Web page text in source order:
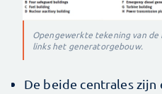
Opengewerkte tekening van
links het generatorgebouw.
De beide centrales